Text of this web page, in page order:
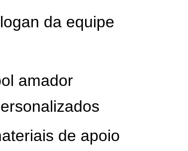
da equipe
amador
de apoio